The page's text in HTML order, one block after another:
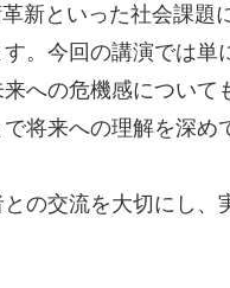
新といった社会課題
。今回の講演では
への危機感について
将来への理解を深め
の交流を大切にし、